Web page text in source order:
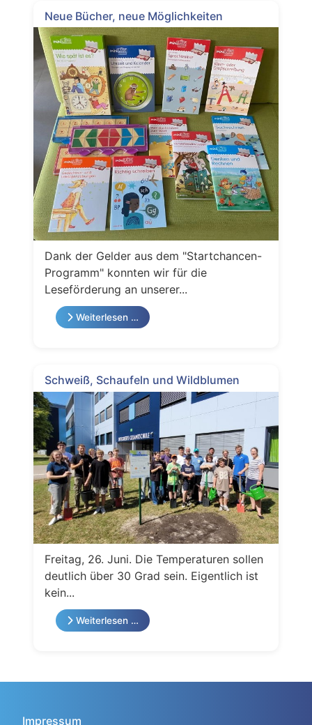
Neue Bücher, neue Möglichkeiten
Dank der Gelder aus dem "Startchancen-
Programm" konnten wir für die
Leseförderung an unserer...
Weiterlesen …
Schweiß, Schaufeln und Wildblumen
Freitag, 26. Juni. Die Temperaturen sollen
deutlich über 30 Grad sein. Eigentlich ist
kein...
Weiterlesen …
Impressum